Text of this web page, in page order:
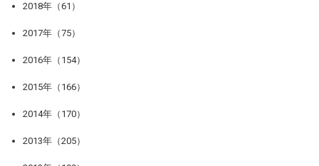
2018年（61）
2017年（75）
2016年（154）
2015年（166）
2014年（170）
2013年（205）